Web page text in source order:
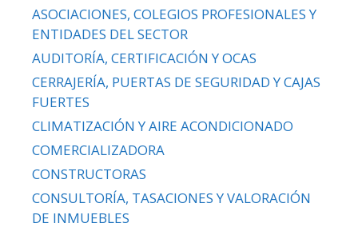
ASOCIACIONES, COLEGIOS PROFESIONALES Y
ENTIDADES DEL SECTOR
AUDITORÍA, CERTIFICACIÓN Y OCAS
CERRAJERÍA, PUERTAS DE SEGURIDAD Y CAJAS
FUERTES
CLIMATIZACIÓN Y AIRE ACONDICIONADO
COMERCIALIZADORA
CONSTRUCTORAS
CONSULTORÍA, TASACIONES Y VALORACIÓN
DE INMUEBLES